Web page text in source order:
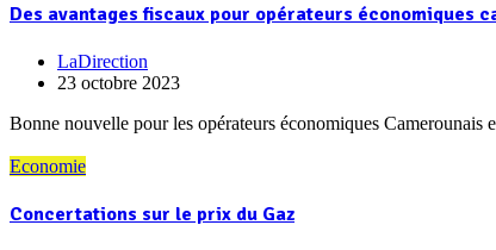
Des avantages fiscaux pour opérateurs économiques
LaDirection
23 octobre 2023
Bonne nouvelle pour les opérateurs économiques
Economie
Concertations sur le prix du Gaz